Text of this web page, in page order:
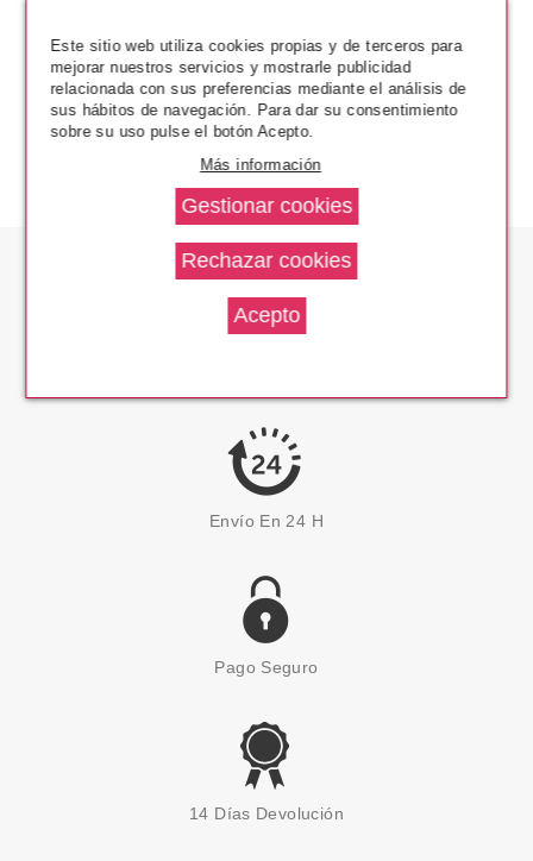
Envío En 24 H
Pago Seguro
14 Días Devolución
Este sitio web utiliza cookies propias y de terceros para
mejorar nuestros servicios y mostrarle publicidad
relacionada con sus preferencias mediante el análisis de
sus hábitos de navegación. Para dar su consentimiento
sobre su uso pulse el botón Acepto.
Más información